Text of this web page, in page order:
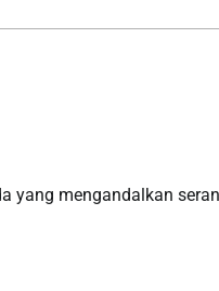
yang mengandalkan